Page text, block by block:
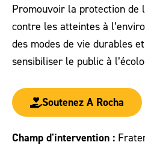
Promouvoir la protection de
contre les atteintes à
des modes de vie durables
sensibiliser le public à
Soutenez A Rocha
Champ d'intervention :